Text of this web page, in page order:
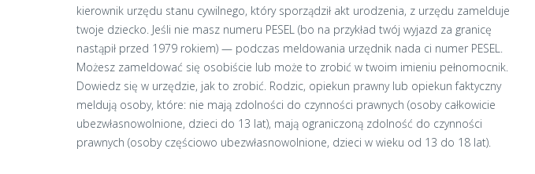
kierownik urzędu stanu cywilnego, który sporządził akt urodzenia, z urzędu zamelduje
twoje dziecko. Jeśli nie masz numeru PESEL (bo na przykład twój wyjazd za granicę
nastąpił przed 1979 rokiem) — podczas meldowania urzędnik nada ci numer PESEL.
Możesz zameldować się osobiście lub może to zrobić w twoim imieniu pełnomocnik.
Dowiedz się w urzędzie, jak to zrobić. Rodzic, opiekun prawny lub opiekun faktyczny
meldują osoby, które: nie mają zdolności do czynności prawnych (osoby całkowicie
ubezwłasnowolnione, dzieci do 13 lat), mają ograniczoną zdolność do czynności
prawnych (osoby częściowo ubezwłasnowolnione, dzieci w wieku od 13 do 18 lat).